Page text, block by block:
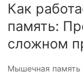
Как
память:
сложном
Мышечная